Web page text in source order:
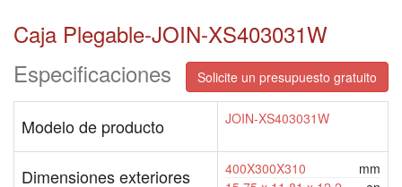
Caja Plegable-JOIN-XS403031W
Especificaciones
Solicite un presupuesto gratuito
Modelo de producto JOIN-XS403031W
Dimensiones exteriores 400X300X310
mm